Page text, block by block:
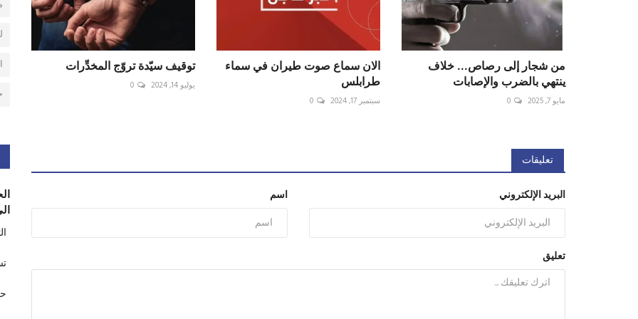
من شجار إلى رصاص... خلاف
ينتهي بالضرب والإصابات
مايو 7, 2025 0
الان سماع صوت طيران في سماء
طرابلس
سبتمبر 17, 2024 0
توقيف سيّدة تروّج المخدِّرات
يوليو 14, 2024 0
تعليقات
اسم البريد الإلكتروني
تعليق